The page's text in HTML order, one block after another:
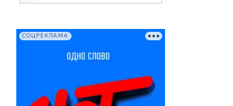
СОЦРЕКЛАМА